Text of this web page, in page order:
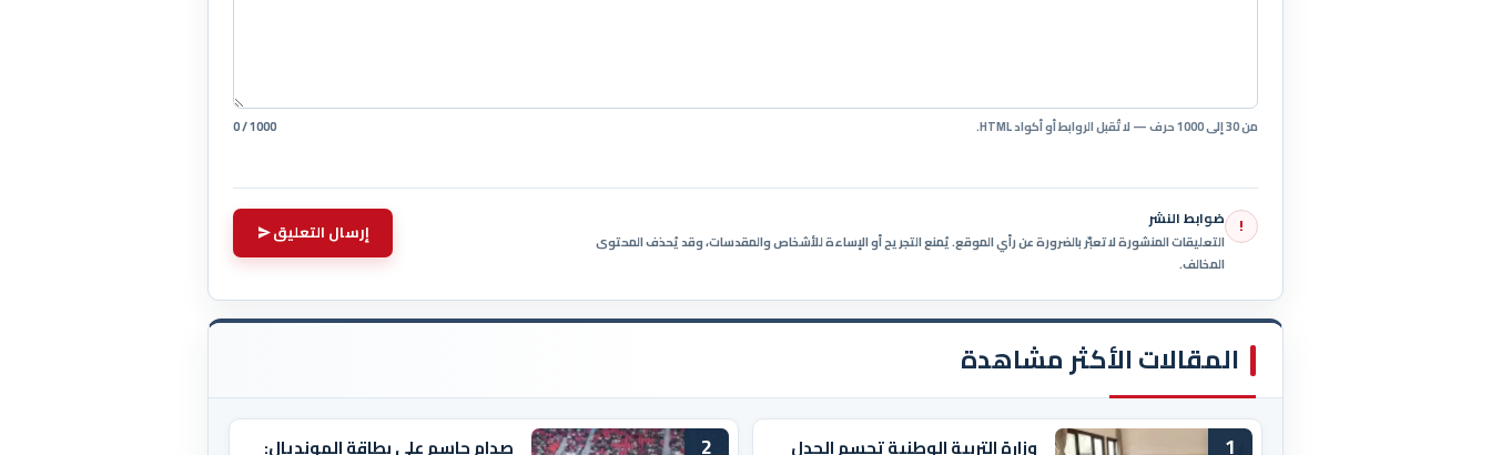
من 30 إلى 1000 حرف — لا تُقبل الروابط أو أكواد HTML. 0 / 1000
! ضوابط النشر
التعليقات المنشورة لا تعبّر بالضرورة عن رأي الموقع. يُمنع التجريح أو الإساءة للأشخاص والمقدسات، وقد يُحذف المحتوى
المخالف.
إرسال التعليق
المقالات الأكثر مشاهدة
1
وزارة التربية الوطنية تحسم الجدل
2
صدام حاسم على بطاقة المونديال: